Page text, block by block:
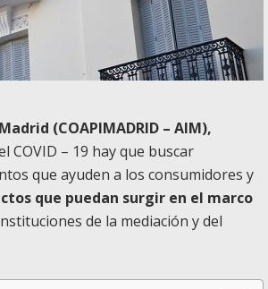
(COAPIMADRID – AIM),
COVID – 19 hay que buscar
que ayuden a los consumidores y
que puedan surgir en el marco
de la mediación y del